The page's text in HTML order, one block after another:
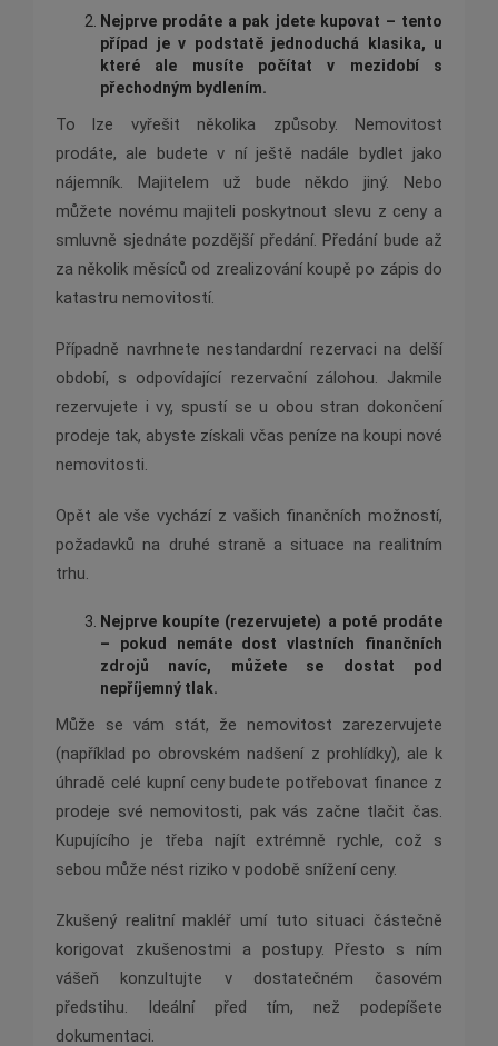
Nejprve prodáte a pak jdete kupovat – tento
případ je v podstatě jednoduchá klasika, u
které ale musíte počítat v mezidobí s
přechodným bydlením.
To lze vyřešit několika způsoby. Nemovitost
prodáte, ale budete v ní ještě nadále bydlet jako
nájemník. Majitelem už bude někdo jiný. Nebo
můžete novému majiteli poskytnout slevu z ceny a
smluvně sjednáte pozdější předání. Předání bude až
za několik měsíců od zrealizování koupě po zápis do
katastru nemovitostí.
Případně navrhnete nestandardní rezervaci na delší
období, s odpovídající rezervační zálohou. Jakmile
rezervujete i vy, spustí se u obou stran dokončení
prodeje tak, abyste získali včas peníze na koupi nové
nemovitosti.
Opět ale vše vychází z vašich finančních možností,
požadavků na druhé straně a situace na realitním
trhu.
Nejprve koupíte (rezervujete) a poté prodáte
– pokud nemáte dost vlastních finančních
zdrojů navíc, můžete se dostat pod
nepříjemný tlak.
Může se vám stát, že nemovitost zarezervujete
(například po obrovském nadšení z prohlídky), ale k
úhradě celé kupní ceny budete potřebovat finance z
prodeje své nemovitosti, pak vás začne tlačit čas.
Kupujícího je třeba najít extrémně rychle, což s
sebou může nést riziko v podobě snížení ceny.
Zkušený realitní makléř umí tuto situaci částečně
korigovat zkušenostmi a postupy. Přesto s ním
vášeň konzultujte v dostatečném časovém
předstihu. Ideální před tím, než podepíšete
dokumentaci.